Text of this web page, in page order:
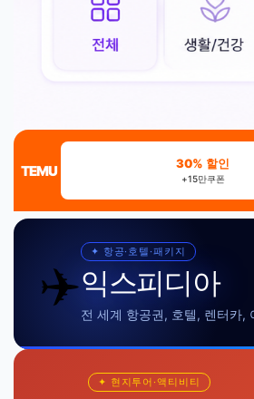
TEMU 30% 할인
+15만쿠폰
✈️
✦ 항공·호텔·패키지
익스피디아
전 세계 항공권, 호텔, 렌터카,
✦ 현지투어·액티비티